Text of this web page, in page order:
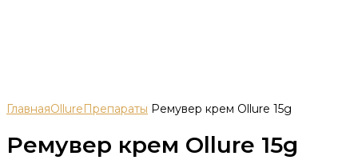
ГлавнаяOllureПрепараты Ремувер крем Ollure 15g
Ремувер крем Ollure 15g